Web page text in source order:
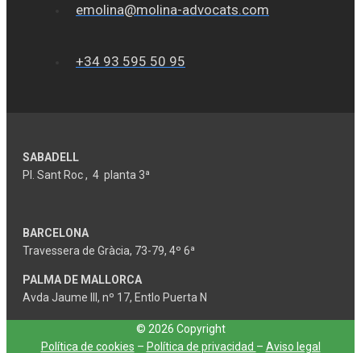
emolina@molina-advocats.com
+34 93 595 50 95
SABADELL
Pl. Sant Roc , 4 planta 3ª
BARCELONA
Travessera de Gràcia, 73-79, 4º 6ª
PALMA DE MALLORCA
Avda Jaume III, nº 17, Entlo Puerta N
© 2026 Copyright
Política de cookies – Política de privacidad – Aviso legal